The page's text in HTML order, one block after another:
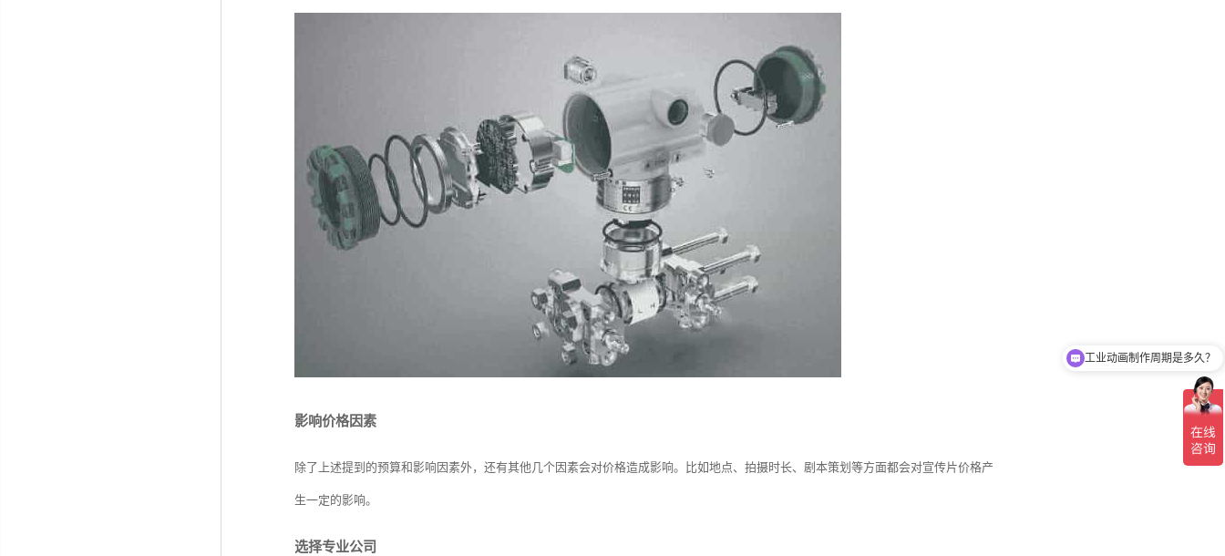
影响价格因素
除了上述提到的预算和影响因素外，还有其他几个因素会对价格造成影响。比如地点、拍摄时长、剧本策划等方面都会对宣传片价格产
生一定的影响。
选择专业公司
工业动画制作周期是多久？